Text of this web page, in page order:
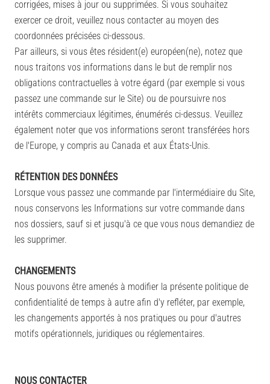
corrigées, mises à jour ou supprimées. Si vous souhaitez
exercer ce droit, veuillez nous contacter au moyen des
coordonnées précisées ci-dessous.
Par ailleurs, si vous êtes résident(e) européen(ne), notez que
nous traitons vos informations dans le but de remplir nos
obligations contractuelles à votre égard (par exemple si vous
passez une commande sur le Site) ou de poursuivre nos
intérêts commerciaux légitimes, énumérés ci-dessus. Veuillez
également noter que vos informations seront transférées hors
de l'Europe, y compris au Canada et aux États-Unis.
RÉTENTION DES DONNÉES
Lorsque vous passez une commande par l'intermédiaire du Site,
nous conservons les Informations sur votre commande dans
nos dossiers, sauf si et jusqu'à ce que vous nous demandiez de
les supprimer.
CHANGEMENTS
Nous pouvons être amenés à modifier la présente politique de
confidentialité de temps à autre afin d'y refléter, par exemple,
les changements apportés à nos pratiques ou pour d'autres
motifs opérationnels, juridiques ou réglementaires.
NOUS CONTACTER